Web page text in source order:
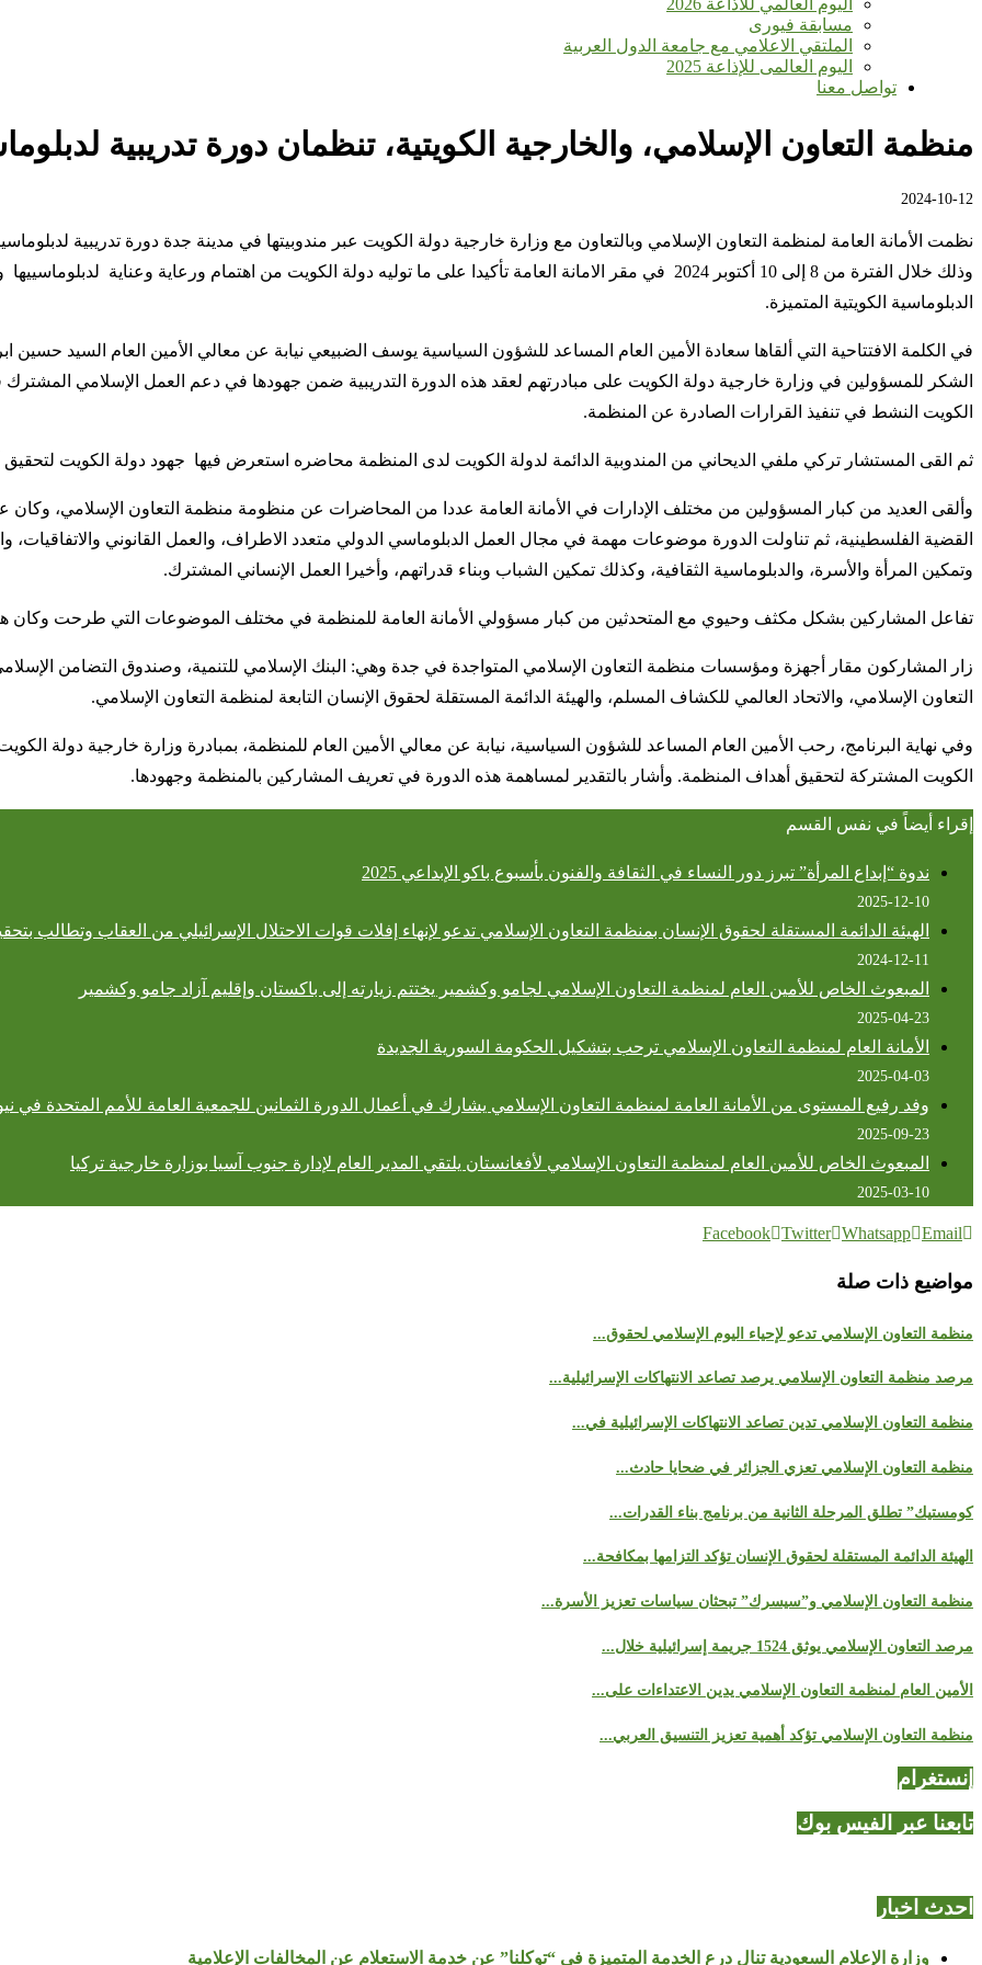
اليوم العالمي للأذاعة 2026
مسابقة فيورى
الملتقي الاعلامي مع جامعة الدول العربية
اليوم العالمى للإذاعة 2025
تواصل معنا
منظمة التعاون الإسلامي، والخارجية الكويتية، تنظمان دورة تدريبية
2024-10-12
نظمت الأمانة العامة لمنظمة التعاون الإسلامي وبالتعاون مع وزارة خارجية دولة الكويت عبر مندوبيتها في مدينة جدة دورة تدريبية
وذلك خلال الفترة من 8 إلى 10 أكتوبر 2024 في مقر الامانة العامة تأكيدا على ما توليه دولة الكويت من اهتمام ورعاية
الدبلوماسية الكويتية المتميزة.
في الكلمة الافتتاحية التي ألقاها سعادة الأمين العام المساعد للشؤون السياسية يوسف الضبيعي نيابة عن معالي الأمين العام السيد حسين
الشكر للمسؤولين في وزارة خارجية دولة الكويت على مبادرتهم لعقد هذه الدورة التدريبية ضمن جهودها في دعم العمل الإسلامي
الكويت النشط في تنفيذ القرارات الصادرة عن المنظمة.
ثم القى المستشار تركي ملفي الديحاني من المندوبية الدائمة لدولة الكويت لدى المنظمة محاضره استعرض فيها جهود دولة الكويت
وألقى العديد من كبار المسؤولين من مختلف الإدارات في الأمانة العامة عددا من المحاضرات عن منظومة منظمة التعاون الإسلامي،
القضية الفلسطينية، ثم تناولت الدورة موضوعات مهمة في مجال العمل الدبلوماسي الدولي متعدد الاطراف، والعمل القانوني والاتفاقيات،
وتمكين المرأة والأسرة، والدبلوماسية الثقافية، وكذلك تمكين الشباب وبناء قدراتهم، وأخيرا العمل الإنساني المشترك.
تفاعل المشاركين بشكل مكثف وحيوي مع المتحدثين من كبار مسؤولي الأمانة العامة للمنظمة في مختلف الموضوعات التي طرحت وكان
زار المشاركون مقار أجهزة ومؤسسات منظمة التعاون الإسلامي المتواجدة في جدة وهي: البنك الإسلامي للتنمية، وصندوق التضامن
التعاون الإسلامي، والاتحاد العالمي للكشاف المسلم، والهيئة الدائمة المستقلة لحقوق الإنسان التابعة لمنظمة التعاون الإسلامي.
وفي نهاية البرنامج، رحب الأمين العام المساعد للشؤون السياسية، نيابة عن معالي الأمين العام للمنظمة، بمبادرة وزارة خارجية دولة
الكويت المشتركة لتحقيق أهداف المنظمة. وأشار بالتقدير لمساهمة هذه الدورة في تعريف المشاركين بالمنظمة وجهودها.
إقراء أيضاً في نفس القسم
ندوة “إبداع المرأة” تبرز دور النساء في الثقافة والفنون بأسبوع باكو الإبداعي 2025
2025-12-10
الهيئة الدائمة المستقلة لحقوق الإنسان بمنظمة التعاون الإسلامي تدعو لإنهاء إفلات قوات الاحتلال الإسرائيلي من العقاب وتطالب
2024-12-11
المبعوث الخاص للأمين العام لمنظمة التعاون الإسلامي لجامو وكشمير يختتم زيارته إلى باكستان وإقليم آزاد جامو وكشمير
2025-04-23
الأمانة العام لمنظمة التعاون الإسلامي ترحب بتشكيل الحكومة السورية الجديدة
2025-04-03
وفد رفيع المستوى من الأمانة العامة لمنظمة التعاون الإسلامي يشارك في أعمال الدورة الثمانين للجمعية العامة للأمم المتحدة في
2025-09-23
المبعوث الخاص للأمين العام لمنظمة التعاون الإسلامي لأفغانستان يلتقي المدير العام لإدارة جنوب آسيا بوزارة خارجية تركيا
2025-03-10
Facebook Twitter Whatsapp Email
مواضيع ذات صلة
منظمة التعاون الإسلامي تدعو لإحياء اليوم الإسلامي لحقوق...
مرصد منظمة التعاون الإسلامي يرصد تصاعد الانتهاكات الإسرائيلية...
منظمة التعاون الإسلامي تدين تصاعد الانتهاكات الإسرائيلية في...
منظمة التعاون الإسلامي تعزي الجزائر في ضحايا حادث...
كومستيك” تطلق المرحلة الثانية من برنامج بناء القدرات...
الهيئة الدائمة المستقلة لحقوق الإنسان تؤكد التزامها بمكافحة...
منظمة التعاون الإسلامي و”سيسرك” تبحثان سياسات تعزيز الأسرة...
مرصد التعاون الإسلامي يوثق 1524 جريمة إسرائيلية خلال...
الأمين العام لمنظمة التعاون الإسلامي يدين الاعتداءات على...
منظمة التعاون الإسلامي تؤكد أهمية تعزيز التنسيق العربي...
إنستغرام
تابعنا عبر الفيس بوك
احدث اخبار
وزارة الإعلام السعودية تنال درع الخدمة المتميزة في “توكلنا” عن خدمة الاستعلام عن المخالفات الإعلامية